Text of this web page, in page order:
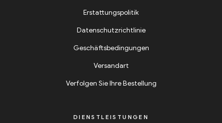
Erstattungspolitik
Datenschutzrichtlinie
Geschäftsbedingungen
Versandart
Verfolgen Sie Ihre Bestellung
DIENSTLEISTUNGEN